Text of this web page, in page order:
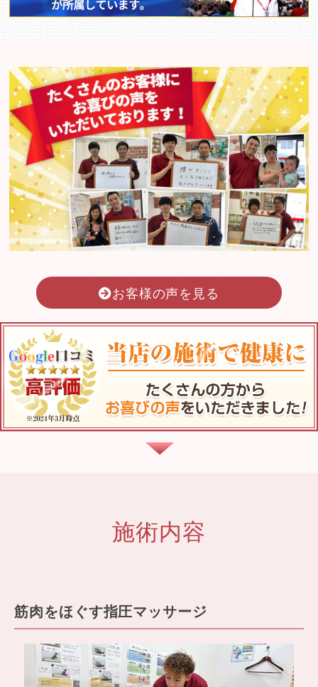
お客様の声を見る
施術内容
筋肉をほぐす指圧マッサージ